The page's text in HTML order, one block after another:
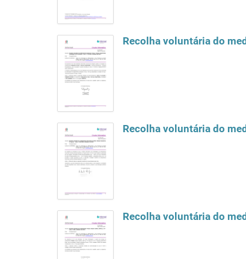
Recolha voluntária do
Recolha voluntária do
Recolha voluntária do